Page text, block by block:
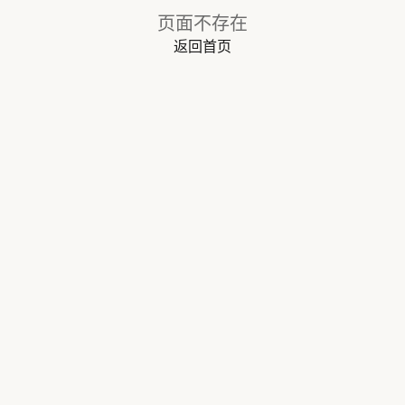
页面不存在
返回首页